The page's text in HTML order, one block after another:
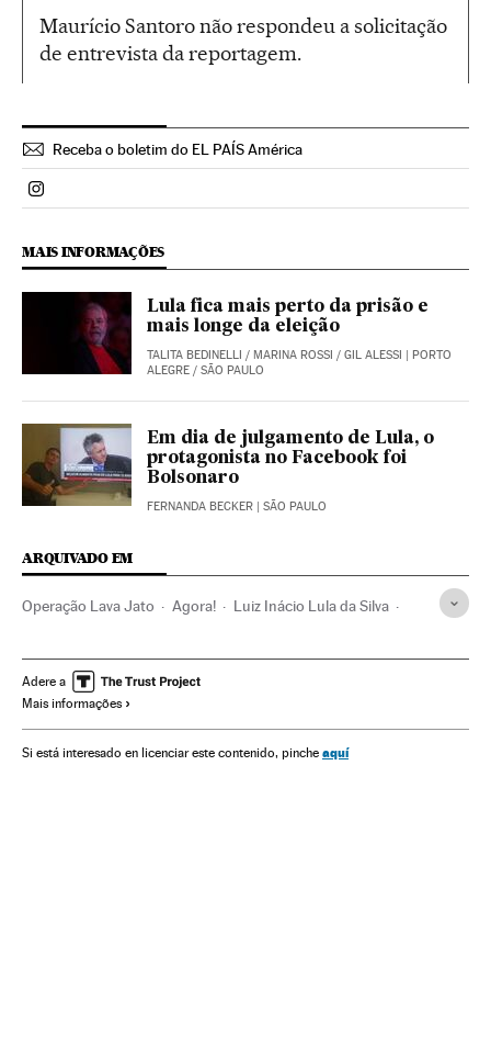
Maurício Santoro não respondeu a solicitação
de entrevista da reportagem.
Receba o boletim do EL PAÍS América
Politica El País Brasil en Instagram
MAIS INFORMAÇÕES
Lula fica mais perto da prisão e
mais longe da eleição
TALITA BEDINELLI / MARINA ROSSI / GIL ALESSI
| PORTO
ALEGRE / SÃO PAULO
Em dia de julgamento de Lula, o
protagonista no Facebook foi
Bolsonaro
FERNANDA BECKER | SÃO PAULO
ARQUIVADO EM
Operação Lava Jato Agora! Luiz Inácio Lula da Silva
Eleições Brasil 2018 Sergio Moro
Justiça Federal
Partido dos Trabalhadores Presidente Brasil
Adere a
Mais informações
Si está interesado en licenciar este contenido, pinche aquí